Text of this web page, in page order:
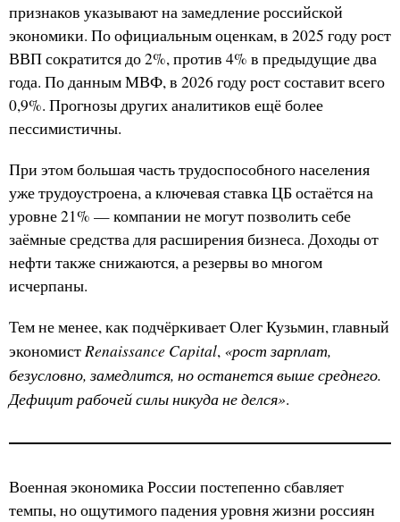
признаков указывают на замедление российской
экономики. По официальным оценкам, в 2025 году рост
ВВП сократится до 2%, против 4% в предыдущие два
года. По данным МВФ, в 2026 году рост составит всего
0,9%. Прогнозы других аналитиков ещё более
пессимистичны.
При этом большая часть трудоспособного населения
уже трудоустроена, а ключевая ставка ЦБ остаётся на
уровне 21% — компании не могут позволить себе
заёмные средства для расширения бизнеса. Доходы от
нефти также снижаются, а резервы во многом
исчерпаны.
Тем не менее, как подчёркивает Олег Кузьмин, главный
экономистRenaissance Capital, «рост зарплат,
безусловно, замедлится, но останется выше среднего.
Дефицит рабочей силы никуда не делся».
Военная экономика России постепенно сбавляет
темпы, но ощутимого падения уровня жизни россиян